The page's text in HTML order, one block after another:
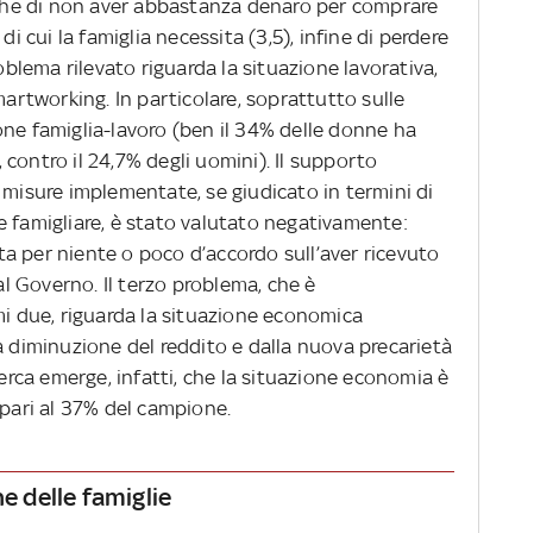
di non aver abbastanza denaro per comprare
cui la famiglia necessita (3,5), infine di perdere
rilevato riguarda la situazione lavorativa,
In particolare, soprattutto sulle
famiglia-lavoro (ben il 34% delle donne ha
il 24,7% degli uomini). Il supporto
implementate, se giudicato in termini di
famigliare, è stato valutato negativamente:
per niente o poco d’accordo sull’aver ricevuto
Il terzo problema, che è
riguarda la situazione economica
diminuzione del reddito e dalla nuova precarietà
emerge, infatti, che la situazione economia è
al 37% del campione.
delle famiglie